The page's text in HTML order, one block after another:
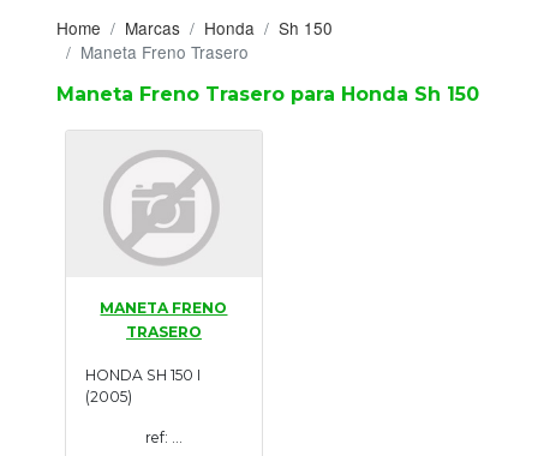
Neumáticos
Campa
Motores
Nuevos
Motores
Usados
Formulario
Home Marcas Honda
Sh 150
Maneta Freno Trasero
Maneta Freno Trasero para Honda Sh 150
MANETA FRENO
TRASERO
HONDA SH 150 I
(2005)
ref: ...